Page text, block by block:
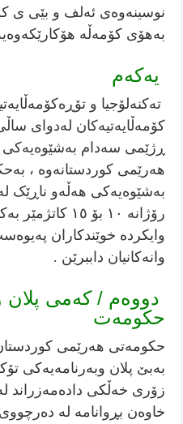
نوسینەوەی ئەلف و بێی ی
بەهۆی کۆمەڵە
یەکەم
تەکنەلۆجیا و
ڕژێمی سەدام بەشێوەیەکی
هەرێمی کوردستانەوە ،
بەشێوەیەکی هەڵەو ناڕێک
رۆژانە ١٠ بۆ ١٥
وایکردە خوێندکاران
وانەکانيان داببرێن .
دووەم / كه‌مى
حکومەت
بەبێ پلان وبەرنامەيه‌كى
زۆری خەڵکی دادەمەزراند
خاوەن بڕوانامە لە دەرچووی